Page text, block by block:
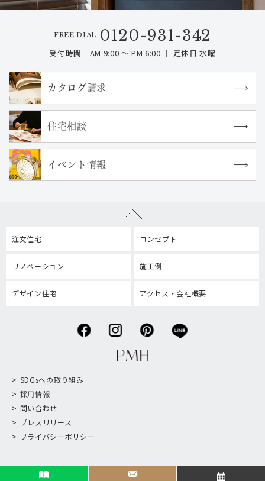
FREE DIAL 0120-931-342
受付時間 AM 9:00 ～ PM 6:00 ｜ 定休日 水曜
カタログ請求
住宅相談
イベント情報
注文住宅 コンセプト
リノベーション 施工例
デザイン住宅 アクセス・会社概要
SDGsへの取り組み
採用情報
問い合わせ
プレスリリース
プライバシーポリシー